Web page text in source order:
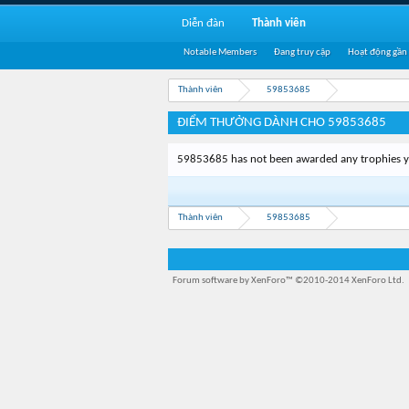
Thành viên 59853685
ĐIỂM THƯỞNG DÀNH CHO 59853685
59853685 has not been awarded any trophies
Thành viên 59853685
Diễn đàn Thành viên
Notable Members Đang truy cập Hoạt động gần
Forum software by XenForo™ ©2010-2014 XenForo Ltd.